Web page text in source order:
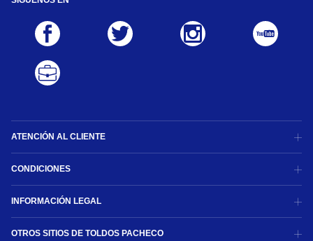
ATENCIÓN AL CLIENTE
CONDICIONES
INFORMACIÓN LEGAL
OTROS SITIOS DE TOLDOS PACHECO